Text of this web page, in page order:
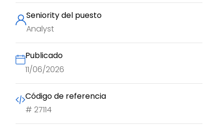
Seniority del puesto
Analyst
Publicado
11/06/2026
Código de referencia
# 27114